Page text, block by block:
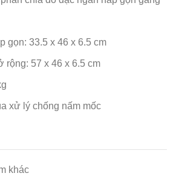
gọn: 33.5 x 46 x 6.5 cm
rộng: 57 x 46 x 6.5 cm
xử lý chống nấm mốc
khác